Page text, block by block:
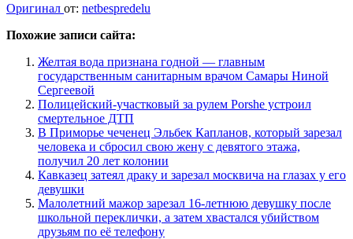
Оригинал от: netbespredelu
Похожие записи сайта:
Желтая вода признана годной — главным
государственным санитарным врачом Самары Ниной
Сергеевой
Полицейский-участковый за рулем Porshe устроил
смертельное ДТП
В Приморье чеченец Эльбек Капланов, который зарезал
человека и сбросил свою жену с девятого этажа,
получил 20 лет колонии
Кавказец затеял драку и зарезал москвича на глазах у его
девушки
Малолетний мажор зарезал 16-летнюю девушку после
школьной переклички, а затем хвастался убийством
друзьям по её телефону